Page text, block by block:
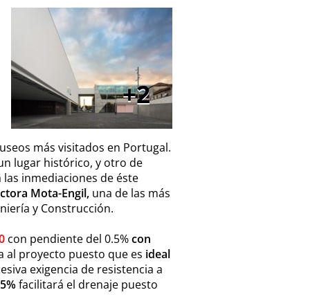
2
más visitados en Portugal.
lugar histórico, y otro de
inmediaciones de éste
Mota-Engil, una de las más
y Construcción.
con pendiente del 0.5%con
al proyecto puesto que es ideal
exigencia de resistencia a
facilitará el drenaje puesto